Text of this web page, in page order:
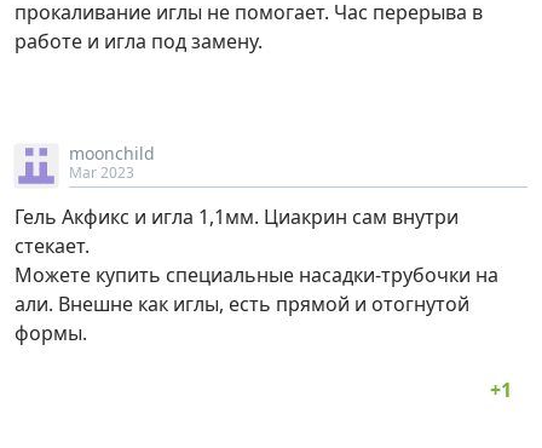
прокаливание иглы не помогает. Час перерыва в
работе и игла под замену.
moonchild
Mar 2023
Гель Акфикс и игла 1,1мм. Циакрин сам внутри
стекает.
Можете купить специальные насадки-трубочки на
али. Внешне как иглы, есть прямой и отогнутой
формы.